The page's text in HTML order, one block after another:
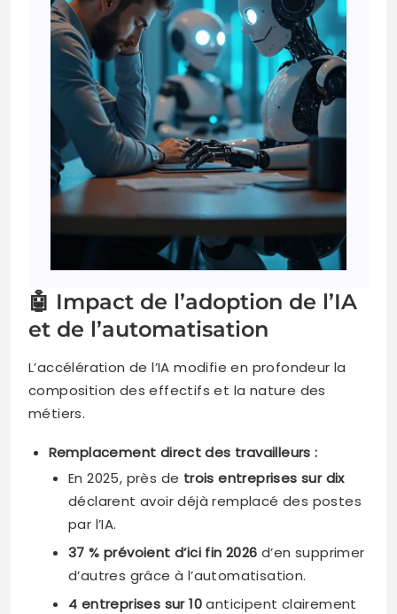
🤖 Impact de l’adoption de l’IA
et de l’automatisation
L’accélération de l’IA modifie en profondeur la
composition des effectifs et la nature des
métiers.
Remplacement direct des travailleurs :
En 2025, près de trois entreprises sur dix
déclarent avoir déjà remplacé des postes
par l’IA.
37 % prévoient d’ici fin 2026 d’en supprimer
d’autres grâce à l’automatisation.
4 entreprises sur 10anticipent clairement